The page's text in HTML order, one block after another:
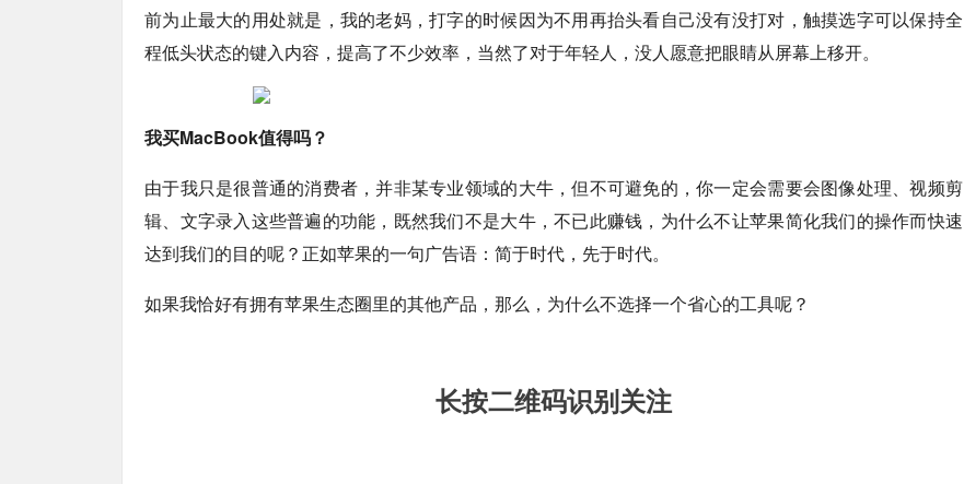
前为止最大的用处就是，我的老妈，打字的时候因为不用再抬头看自己没有没打对，触摸选字可以保持全
程低头状态的键入内容，提高了不少效率，当然了对于年轻人，没人愿意把眼睛从屏幕上移开。
我买MacBook值得吗？
由于我只是很普通的消费者，并非某专业领域的大牛，但不可避免的，你一定会需要会图像处理、视频剪
辑、文字录入这些普遍的功能，既然我们不是大牛，不已此赚钱，为什么不让苹果简化我们的操作而快速
达到我们的目的呢？正如苹果的一句广告语：简于时代，先于时代。
如果我恰好有拥有苹果生态圈里的其他产品，那么，为什么不选择一个省心的工具呢？
长按二维码识别关注